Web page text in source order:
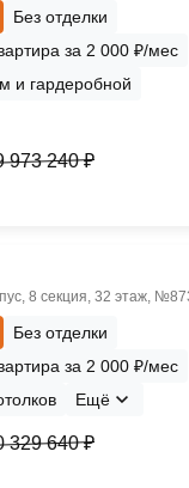
Без отделки
за 2 000 ₽/мес
и гардеробной
973 240 ₽
8 секция, 32 этаж,
Без отделки
за 2 000 ₽/мес
Ещё
329 640 ₽